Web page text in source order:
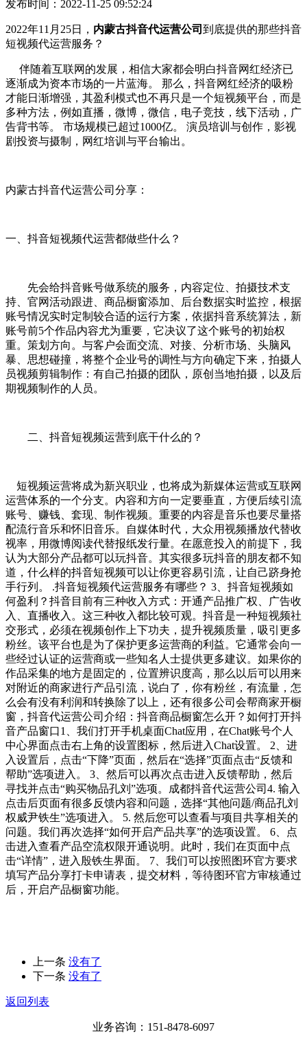
发布时间：2022-11-25 09:52:24
2022年11月25日， 内蒙古抖音代运营公司 到底提供的那些抖音
短视频代运营服务？
伴随着互联网的发展，相信大家都会明白抖音网红经济已
逐渐成为资本市场的一片蓝海。 那么，抖音网红经济的吸粉
才能日渐增强，其盈利模式也不再只是一个短视频平台，而是
多种方法，例如直播，微博，微信，电子竞技，线下活动，广
告背书等。 市场规模已超过1000亿。 演员培训与创作，影视
剧投资与摄制，网红培训与平台输出。
内蒙古抖音代运营公司分享：
一、抖音短视频代运营都做些什么？
先会给抖音账号做系统的服务，内容定位、拍摄技术支
持、官网活动跟进、商品橱窗添加、后台数据实时监控，根据
账号情况实时定制较合适的运行方案，依据抖音系统算法，新
账号前5个作品内容尤为重要，它决议了这个账号的初始权
重。策划方向。与客户会面交流、对接、分析市场、头脑风
暴、思想碰撞，将整个企业号的调性与方向确定下来，拍摄人
员视频剪辑制作：有自己拍摄的团队，原创当地拍摄，以及后
期视频制作的人员。
二、抖音短视频运营到底干什么的？
短视频运营将成为新兴职业，也将成为新媒体运营或互联网
运营体系的一个分支。内容和方向一定要垂直，方便后续引流
账号、赚钱、套现、制作视频。重要的内容是音乐也要尽量搭
配流行音乐和怀旧音乐。自媒体时代，大众用视频播放代替收
视率，用微博阅读代替报纸发行量。在愿意投入的前提下，我
认为大部分产品都可以玩抖音。其实很多玩抖音的朋友都不知
道，什么样的抖音短视频可以让你更容易引流，让自己跻身抢
手行列。 .抖音短视频代运营服务有哪些？ 3、抖音短视频如
何盈利？抖音目前有三种收入方式：开通产品推广权、广告收
入、直播收入。这三种收入都比较可观。抖音是一种短视频社
交形式，必须在视频创作上下功夫，提升视频质量，吸引更多
粉丝。该平台也是为了保护更多运营商的利益。它通常会向一
些经过认证的运营商或一些知名人士提供更多建议。如果你的
作品采集的地方是固定的，位置辨识度高，那么以后可以用来
对附近的商家进行产品引流，说白了，你有粉丝，有流量，怎
么会有没有利润和转换除了以上，还有很多公司会帮商家开橱
窗，抖音代运营公司介绍：抖音商品橱窗怎么开？如何打开抖
音产品窗口1、我们打开手机桌面Chat应用，在Chat账号个人
中心界面点击右上角的设置图标，然后进入Chat设置。 2、进
入设置后，点击“下降”页面，然后在“选择”页面点击“反馈和
帮助”选项进入。 3、然后可以再次点击进入反馈帮助，然后
寻找并点击“购买物品孔刘”选项。成都抖音代运营公司4. 输入
点击后页面有很多反馈内容和问题，选择“其他问题/商品孔刘
权威尹铁生”选项进入。 5. 然后您可以查看与项目共享相关的
问题。我们再次选择“如何开启产品共享”的选项设置。 6、点
击进入查看产品空流权限开通说明。此时，我们在页面中点
击“详情”，进入殷铁生界面。 7、我们可以按照图环官方要求
填写产品分享打卡申请表，提交材料，等待图环官方审核通过
后，开启产品橱窗功能。
上一条 没有了
下一条 没有了
返回列表
业务咨询：151-8478-6097